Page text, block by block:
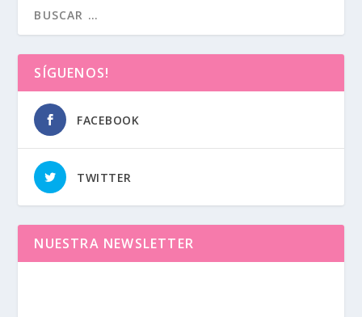
SÍGUENOS!
FACEBOOK
TWITTER
NUESTRA NEWSLETTER